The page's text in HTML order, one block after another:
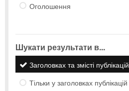
Оголошення
Шукати результати в...
Заголовках та змісті публікацій
Тільки у заголовках публікацій